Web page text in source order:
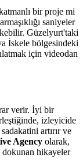
bir proje mi
saniyeler
Güzelyurt'taki
İskele bölgesindeki
için videodan
verir. İyi bir
izleyicide
artırır ve
Agency olarak,
dokunan hikayeler